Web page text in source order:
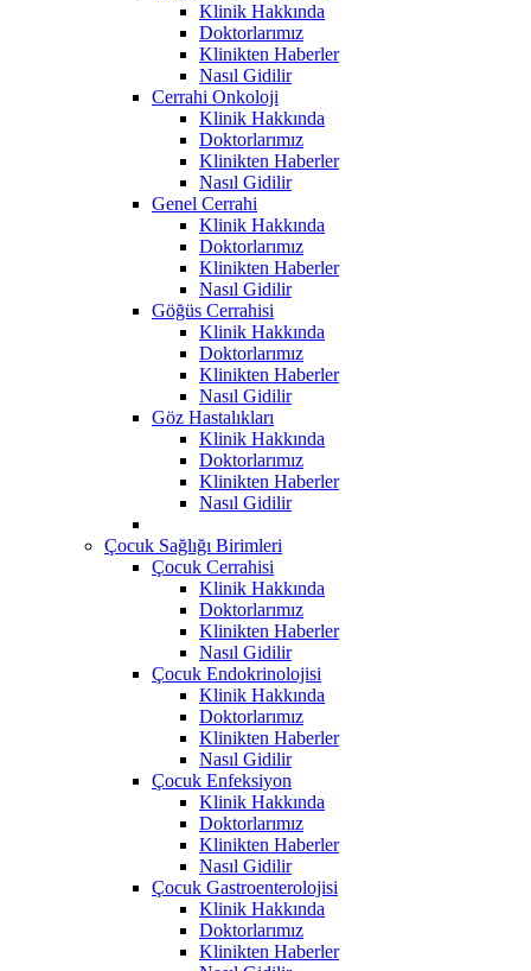
Klinik Hakkında
Doktorlarımız
Klinikten Haberler
Nasıl Gidilir
Cerrahi Onkoloji
Klinik Hakkında
Doktorlarımız
Klinikten Haberler
Nasıl Gidilir
Genel Cerrahi
Klinik Hakkında
Doktorlarımız
Klinikten Haberler
Nasıl Gidilir
Göğüs Cerrahisi
Klinik Hakkında
Doktorlarımız
Klinikten Haberler
Nasıl Gidilir
Göz Hastalıkları
Klinik Hakkında
Doktorlarımız
Klinikten Haberler
Nasıl Gidilir
Çocuk Sağlığı Birimleri
Çocuk Cerrahisi
Klinik Hakkında
Doktorlarımız
Klinikten Haberler
Nasıl Gidilir
Çocuk Endokrinolojisi
Klinik Hakkında
Doktorlarımız
Klinikten Haberler
Nasıl Gidilir
Çocuk Enfeksiyon
Klinik Hakkında
Doktorlarımız
Klinikten Haberler
Nasıl Gidilir
Çocuk Gastroenterolojisi
Klinik Hakkında
Doktorlarımız
Klinikten Haberler